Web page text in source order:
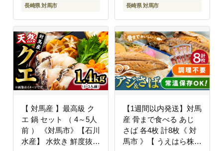
長崎県 対馬市
身 冷凍 海鮮 魚 柵 お祝
最速発送 最短発送
長崎県 対馬市
【 対馬産 】最高級 ク
エ 鍋 セット （ 4～5人
前 ） 《対馬市》【石川
水産】 水炊き 鮮度抜群
【1週間以内発送】対馬
産 骨まで食べる あじ
さば 各4枚 計8枚《 対
馬市 》【 うえはら株式